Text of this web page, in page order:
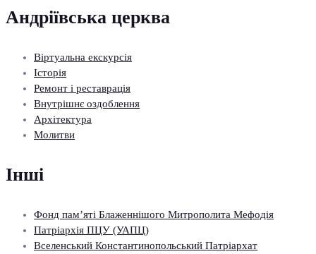
Андріївська церква
Віртуальна екскурсія
Історія
Ремонт і реставрація
Внутрішнє оздоблення
Архітектура
Молитви
Інші
Фонд пам’яті Блаженнішого Митрополита Мефодія
Патріархія ПЦУ (УАПЦ)
Вселенський Константинопольський Патріархат